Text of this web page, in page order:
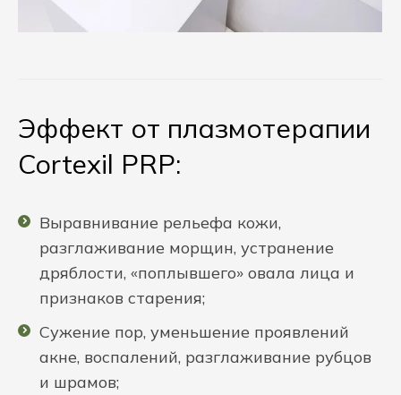
Эффект от плазмотерапии
Cortexil PRP:
Выравнивание рельефа кожи,
разглаживание морщин, устранение
дряблости, «поплывшего» овала лица и
признаков старения;
Сужение пор, уменьшение проявлений
акне, воспалений, разглаживание рубцов
и шрамов;